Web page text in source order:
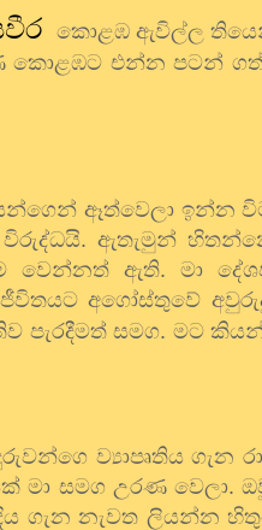
කොළඹ ඇවිල්ල
කොළඹට එන්න පටන්
ඈත්වෙලා ඉන්න
ඇතැමුන්
ඇති. මා
අගෝස්තුවේ
පැරදීමත් සමග. මට
ව්‍යාපෘතිය ගැන
මා සමග උරණ වෙලා.
ගැන නැවත ලියන්න